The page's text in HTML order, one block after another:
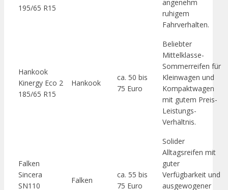
195/65 R15
angenehm
ruhigem
Fahrverhalten.
Hankook
Kinergy Eco 2
185/65 R15
Hankook
ca. 50 bis
75 Euro
Beliebter
Mittelklasse-
Sommerreifen für
Kleinwagen und
Kompaktwagen
mit gutem Preis-
Leistungs-
Verhältnis.
Falken
Sincera
SN110
Falken
ca. 55 bis
75 Euro
Solider
Alltagsreifen mit
guter
Verfügbarkeit und
ausgewogener